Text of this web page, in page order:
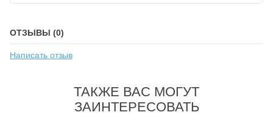
ОТЗЫВЫ (0)
Написать отзыв
ТАКЖЕ ВАС МОГУТ
ЗАИНТЕРЕСОВАТЬ